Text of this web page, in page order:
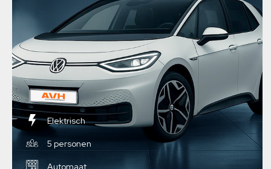
Elektrisch
5 personen
Automaat